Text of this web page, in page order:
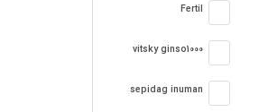
Fertil
vitsky ginso1000
sepidag inuman